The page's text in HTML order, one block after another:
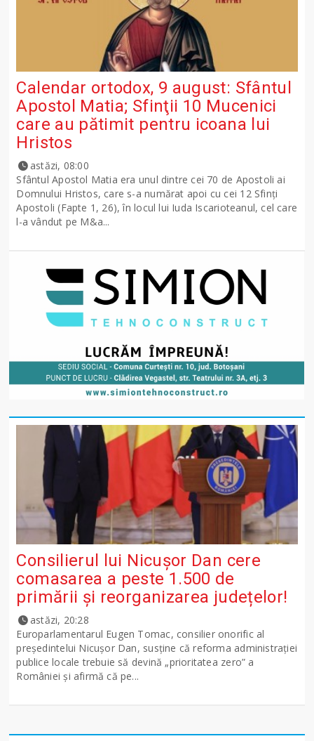
Calendar ortodox, 9 august: Sfântul
Apostol Matia; Sfinţii 10 Mucenici
care au pătimit pentru icoana lui
Hristos
astăzi, 08:00
Sfântul Apostol Matia era unul dintre cei 70 de Apostoli ai
Domnului Hristos, care s-a numărat apoi cu cei 12 Sfinţi
Apostoli (Fapte 1, 26), în locul lui Iuda Iscarioteanul, cel care
l-a vândut pe M&a...
Consilierul lui Nicușor Dan cere
comasarea a peste 1.500 de
primării și reorganizarea județelor!
astăzi, 20:28
Europarlamentarul Eugen Tomac, consilier onorific al
președintelui Nicușor Dan, susține că reforma administrației
publice locale trebuie să devină „prioritatea zero” a
României și afirmă că pe...